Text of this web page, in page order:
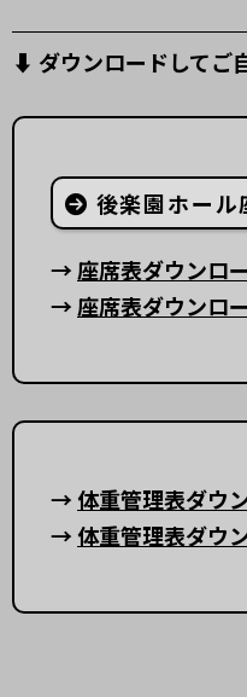
⬇︎ ダウンロードしてご
後楽園ホー
→ 座席表ダウンロ
→ 座席表ダウンロ
→体重管理表ダウ
→体重管理表ダウ